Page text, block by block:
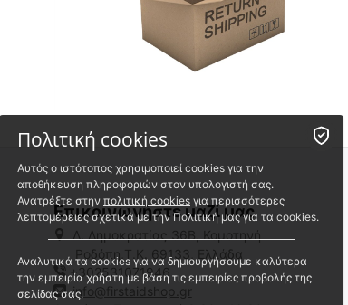
Επικοινωνήστε μαζί μας
Λ. Δημοκρατίας 36Β, Κομοτηνή
Ροδόπη,Τ.Κ. 69133, Ελλάδα
+302531071946
info@firstaidshop.gr
Πολιτική cookies
Αυτός ο ιστότοπος χρησιμοποιεί cookies για την
αποθήκευση πληροφοριών στον υπολογιστή σας.
Ανατρέξτε στην πολιτική cookies για περισσότερες
λεπτομέρειες σχετικά με την Πολιτική μας για τα cookies.
Αναλυτικά τα cookies για να δημιουργήσουμε καλύτερα
την εμπειρία χρήστη με βάση τις εμπειρίες προβολής της
σελίδας σας.